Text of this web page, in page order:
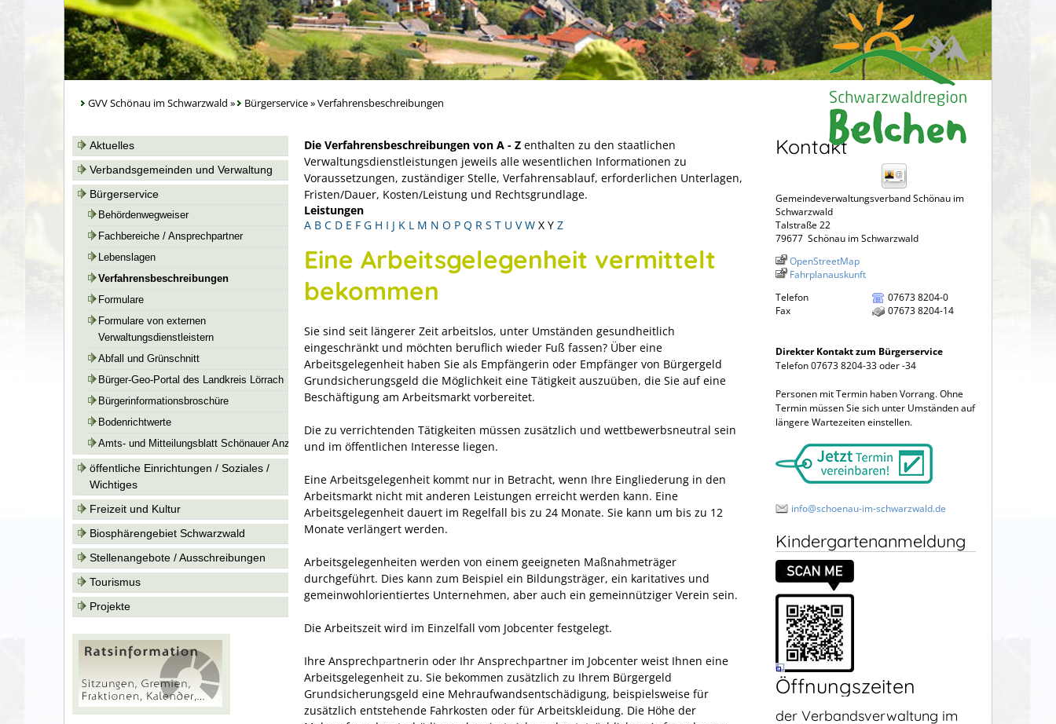
GVV Schönau im Schwarzwald » Bürgerservice»Verfahrensbeschreibungen
Aktuelles
Verbandsgemeinden und Verwaltung
Bürgerservice
Behördenwegweiser
Fachbereiche / Ansprechpartner
Lebenslagen
Verfahrensbeschreibungen
Formulare
Formulare von externen
Verwaltungsdienstleistern
Abfall und Grünschnitt
Bürger-Geo-Portal des Landkreis Lörrach
Bürgerinformationsbroschüre
Bodenrichtwerte
Amts- und Mitteilungsblatt Schönauer Anzeiger
öffentliche Einrichtungen / Soziales /
Wichtiges
Freizeit und Kultur
Biosphärengebiet Schwarzwald
Stellenangebote / Ausschreibungen
Tourismus
Projekte
Die Verfahrensbeschreibungen von A - Z enthalten zu den staatlichen
Verwaltungsdienstleistungen jeweils alle wesentlichen Informationen zu
Voraussetzungen, zuständiger Stelle, Verfahrensablauf, erforderlichen Unterlagen,
Fristen/Dauer, Kosten/Leistung und Rechtsgrundlage.
Leistungen
A B C D E F G H I J K L M N O P Q R S T U V W X Y Z
Eine Arbeitsgelegenheit vermittelt
bekommen
Sie sind seit längerer Zeit arbeitslos, unter Umständen gesundheitlich
eingeschränkt und möchten beruflich wieder Fuß fassen? Über eine
Arbeitsgelegenheit haben Sie als Empfängerin oder Empfänger von Bürgergeld
Grundsicherungsgeld die Möglichkeit eine Tätigkeit auszuüben, die Sie auf eine
Beschäftigung am Arbeitsmarkt vorbereitet.
Die zu verrichtenden Tätigkeiten müssen zusätzlich und wettbewerbsneutral sein
und im öffentlichen Interesse liegen.
Eine Arbeitsgelegenheit kommt nur in Betracht, wenn Ihre Eingliederung in den
Arbeitsmarkt nicht mit anderen Leistungen erreicht werden kann. Eine
Arbeitsgelegenheit dauert im Regelfall bis zu 24 Monate. Sie kann um bis zu 12
Monate verlängert werden.
Arbeitsgelegenheiten werden von einem geeigneten Maßnahmeträger
durchgeführt. Dies kann zum Beispiel ein Bildungsträger, ein karitatives und
gemeinwohlorientiertes Unternehmen, aber auch ein gemeinnütziger Verein sein.
Die Arbeitszeit wird im Einzelfall vom Jobcenter festgelegt.
Ihre Ansprechpartnerin oder Ihr Ansprechpartner im Jobcenter weist Ihnen eine
Arbeitsgelegenheit zu. Sie bekommen zusätzlich zu Ihrem Bürgergeld
Grundsicherungsgeld eine Mehraufwandsentschädigung, beispielsweise für
zusätzlich entstehende Fahrkosten oder für Arbeitskleidung. Die Höhe der
Kontakt
Gemeindeverwaltungsverband Schönau im
Schwarzwald
Talstraße 22
79677 Schönau im Schwarzwald
OpenStreetMap
Fahrplanauskunft
Telefon
07673 8204-0
Fax
07673 8204-14
Direkter Kontakt zum Bürgerservice
Telefon 07673 8204-33 oder -34
Personen mit Termin haben Vorrang. Ohne
Termin müssen Sie sich unter Umständen auf
längere Wartezeiten einstellen.
info@schoenau-im-schwarzwald.de
Kindergartenanmeldung
Öffnungszeiten
der Verbandsverwaltung im